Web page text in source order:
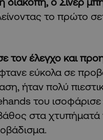
το πρώτο
τον έλεγχο και
εύκολα σε
ήταν πολύ
του
στα χτυπήματά